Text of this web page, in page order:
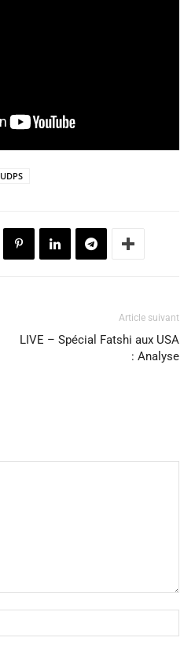
UDPS
Article suivant
LIVE – Spécial Fatshi aux USA
: Analyse